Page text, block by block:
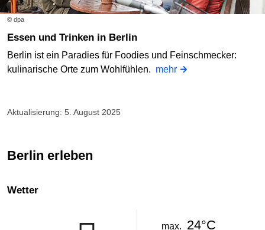
© dpa
Essen und Trinken in Berlin
Berlin ist ein Paradies für Foodies und Feinschmecker:
kulinarische Orte zum Wohlfühlen. mehr
Aktualisierung: 5. August 2025
Berlin erleben
Wetter
max. 24°C